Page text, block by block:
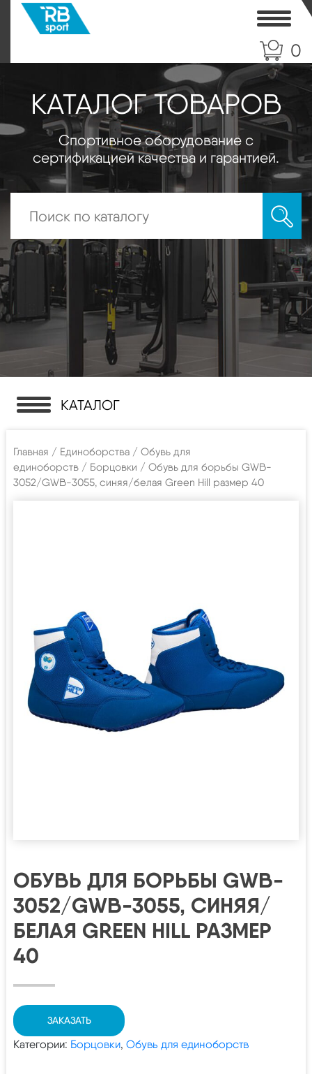
0
КАТАЛОГ ТОВАРОВ
Спортивное оборудование с
сертификацией качества и гарантией.
КАТАЛОГ
Главная / Единоборства / Обувь для
единоборств / Борцовки / Обувь для борьбы GWB-
3052/GWB-3055, синяя/белая Green Hill размер 40
ОБУВЬ ДЛЯ БОРЬБЫ GWB-
3052/GWB-3055, СИНЯЯ/
БЕЛАЯ GREEN HILL РАЗМЕР
40
ЗАКАЗАТЬ
Категории: Борцовки, Обувь для единоборств